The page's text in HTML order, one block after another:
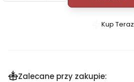
Szybki
Kup Teraz
Zalecane przy zakupie: